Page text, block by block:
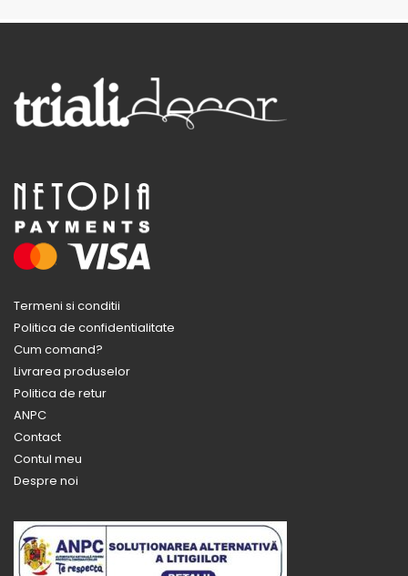
Termeni si conditii
Politica de confidentialitate
Cum comand?
Livrarea produselor
Politica de retur
ANPC
Contact
Contul meu
Despre noi